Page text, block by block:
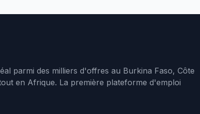
parmi des milliers d'offres au Burkina Faso, Côte
en Afrique. La première plateforme d'emploi